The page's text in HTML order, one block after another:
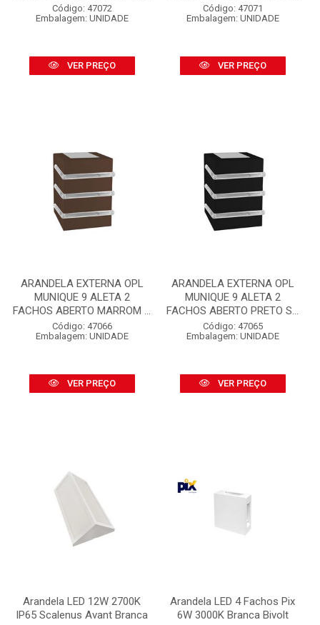
Código: 47072
Embalagem: UNIDADE
VER PREÇO
Código: 47071
Embalagem: UNIDADE
VER PREÇO
ARANDELA EXTERNA OPL
MUNIQUE 9 ALETA 2
FACHOS ABERTO MARROM ...
Código: 47066
Embalagem: UNIDADE
VER PREÇO
ARANDELA EXTERNA OPL
MUNIQUE 9 ALETA 2
FACHOS ABERTO PRETO S...
Código: 47065
Embalagem: UNIDADE
VER PREÇO
Arandela LED 12W 2700K
IP65 Scalenus Avant Branca
Arandela LED 4 Fachos Pix
6W 3000K Branca Bivolt